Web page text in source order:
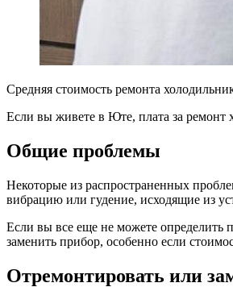
Средняя стоимость ремонта
Если вы живете в Юте, плата за ремонт
Общие проблемы
Некоторые из распространенных
вибрацию или гудение, исходящие из
Если вы все еще не можете определить
заменить прибор, особенно если
Отремонтировать или